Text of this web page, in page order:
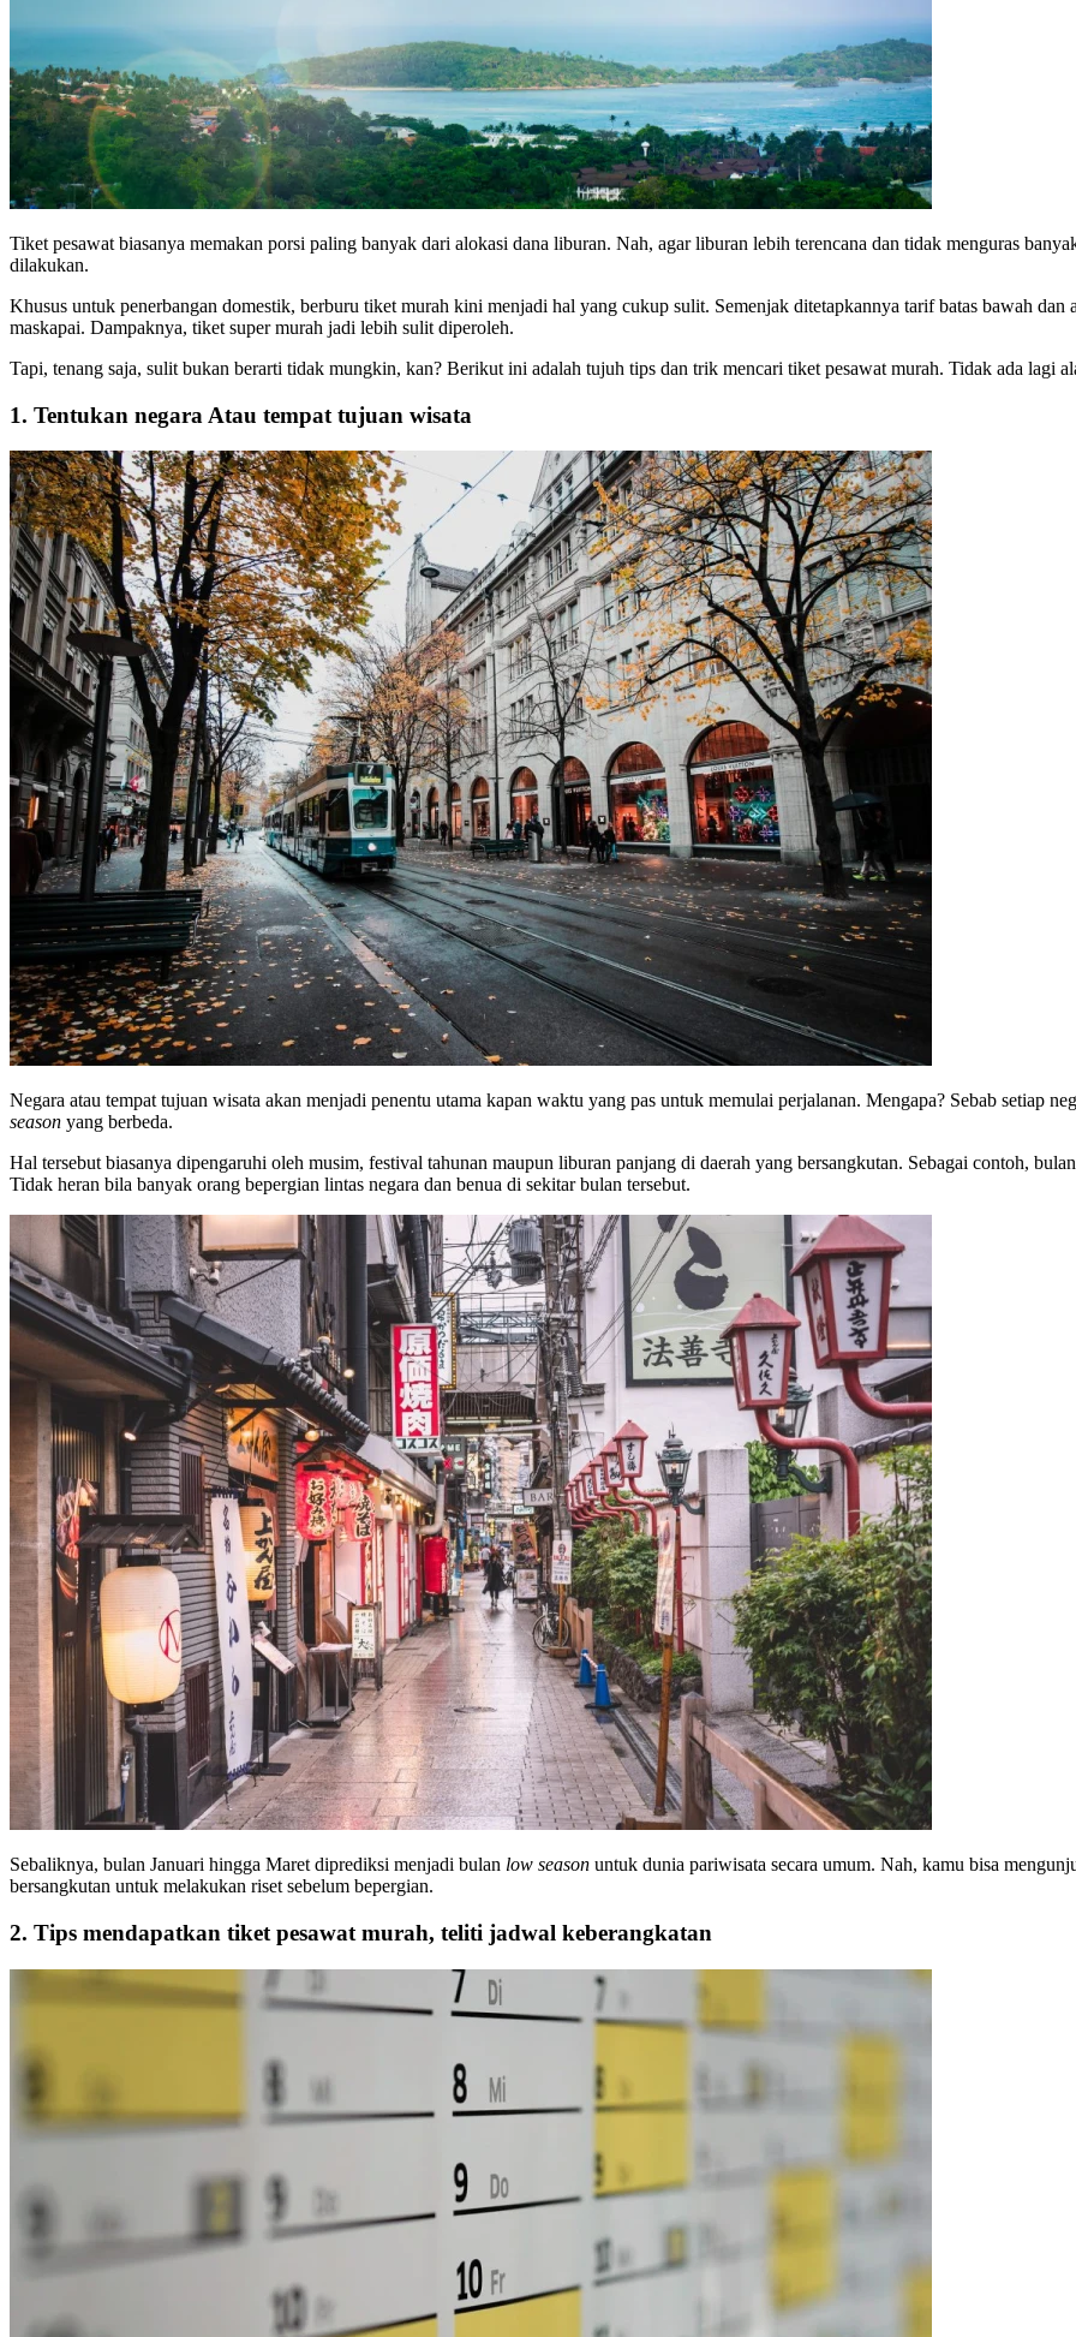
Tiket pesawat biasanya memakan porsi paling banyak dari alokasi dana liburan. Nah, agar liburan lebih terencana dan tidak menguras
dilakukan.
Khusus untuk penerbangan domestik, berburu tiket murah kini menjadi hal yang cukup sulit. Semenjak ditetapkannya tarif batas bawah
maskapai. Dampaknya, tiket super murah jadi lebih sulit diperoleh.
Tapi, tenang saja, sulit bukan berarti tidak mungkin, kan? Berikut ini adalah tujuh tips dan trik mencari tiket pesawat murah. Tidak ada lagi
1. Tentukan negara Atau tempat tujuan wisata
Negara atau tempat tujuan wisata akan menjadi penentu utama kapan waktu yang pas untuk memulai perjalanan. Mengapa? Sebab setiap
season yang berbeda.
Hal tersebut biasanya dipengaruhi oleh musim, festival tahunan maupun liburan panjang di daerah yang bersangkutan. Sebagai contoh,
Tidak heran bila banyak orang bepergian lintas negara dan benua di sekitar bulan tersebut.
Sebaliknya, bulan Januari hingga Maret diprediksi menjadi bulan low season untuk dunia pariwisata secara umum. Nah, kamu bisa
bersangkutan untuk melakukan riset sebelum bepergian.
2. Tips mendapatkan tiket pesawat murah, teliti jadwal keberangkatan